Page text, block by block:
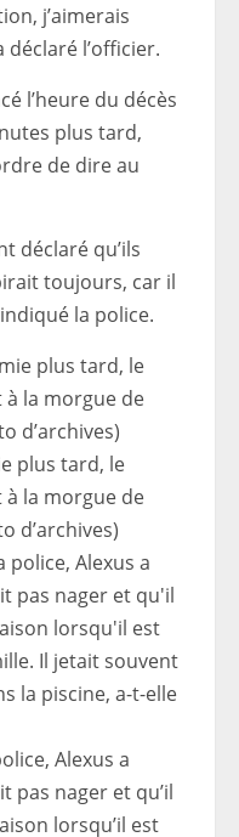
j’aimerais
déclaré l’officier.
l’heure du décès
plus tard,
de dire au
déclaré qu’ils
toujours, car il
la police.
plus tard, le
la morgue de
d’archives)
Alexus a
pas nager et qu’il
lorsqu’il est